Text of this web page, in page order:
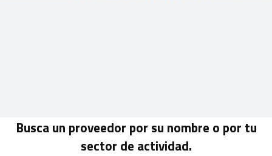
Busca un proveedor por su nombre o por tu
sector de actividad.